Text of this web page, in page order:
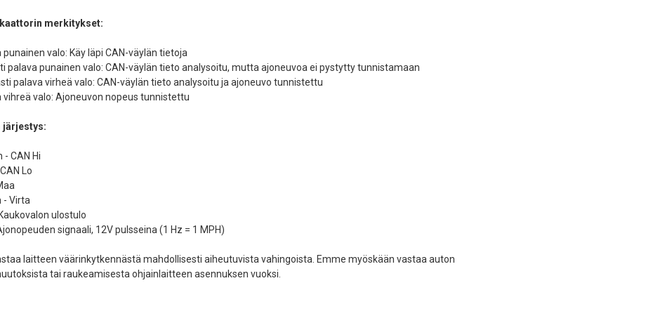
merkitykset:
punainen valo: Käy läpi CAN-väylän tietoja
palava punainen valo: CAN-väylän tieto analysoitu, mutta ajoneuvoa ei pystytty tunnistamaan
palava virheä valo: CAN-väylän tieto analysoitu ja ajoneuvo tunnistettu
vihreä valo: Ajoneuvon nopeus tunnistettu
järjestys:
- CAN Hi
Lo
- Virta
ulostulo
signaali, 12V pulsseina (1 Hz = 1 MPH)
laitteen väärinkytkennästä mahdollisesti aiheutuvista vahingoista. Emme myöskään vastaa auton
tai raukeamisesta ohjainlaitteen asennuksen vuoksi.